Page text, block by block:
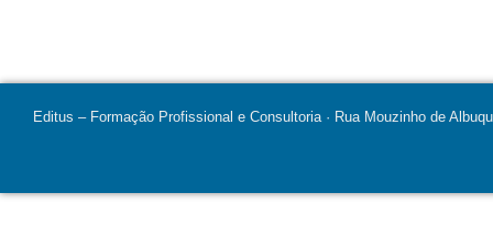
Editus – Formação Profissional e Consultoria · Rua Mouzinho de